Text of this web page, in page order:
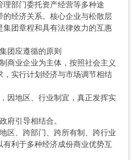
理部门委托资产经营等多种途
的经济关系。核心企业与松散层
集团章程和具有法律效力的互惠
团应遵循的原则
业企业为主体，按照社会主义
，实行计划经济与市场调节相结
地区、行业制宜，真正发挥实
引导相结合。
、跨部门、跨所有制、跨行业
有利于多种经济成份商业优势互